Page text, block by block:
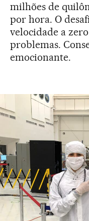
milhões de
por hora. O
velocidade a
problemas.
emocionante.